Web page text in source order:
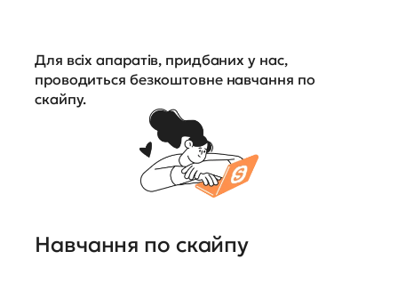
Для всіх апаратів, придбаних у нас,
проводиться безкоштовне навчання по
скайпу.
Навчання по скайпу